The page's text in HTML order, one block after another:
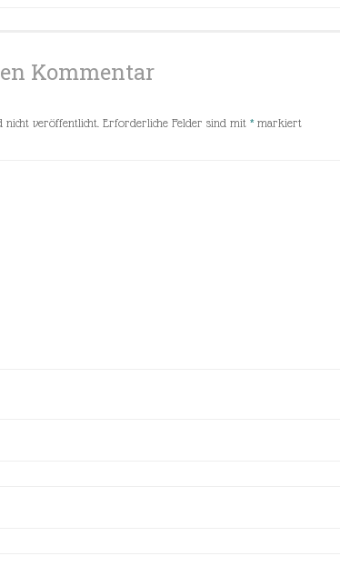
Kommentar
nicht veröffentlicht. Erforderliche Felder sind mit *markiert